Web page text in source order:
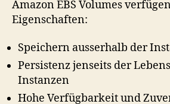
Amazon EBS Volumes
Eigenschaften:
Speichern ausserhalb der
Persistenz jenseits der
Instanzen
Hohe Verfügbarkeit und